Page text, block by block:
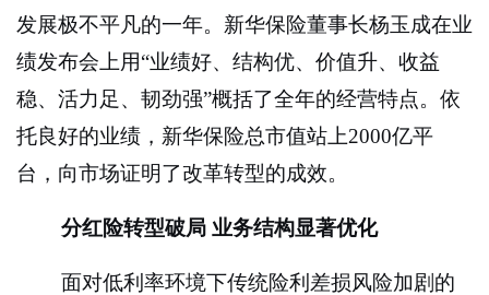
发展极不平凡的一年。新华保险董事长杨玉成在业
绩发布会上用“业绩好、结构优、价值升、收益
稳、活力足、韧劲强”概括了全年的经营特点。依
托良好的业绩，新华保险总市值站上2000亿平
台，向市场证明了改革转型的成效。
分红险转型破局 业务结构显著优化
面对低利率环境下传统险利差损风险加剧的